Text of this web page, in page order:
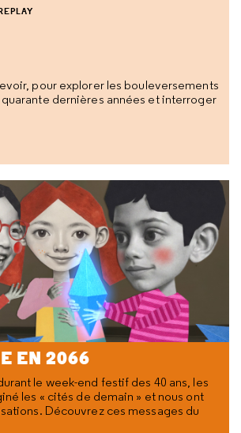
pour explorer les bouleversements
dernières années et interroger
EN 2066
le week-end festif des 40 ans, les
les « cités de demain » et nous ont
Découvrez ces messages du